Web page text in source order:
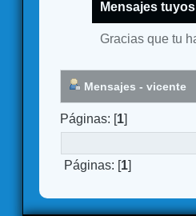
Mensajes tuyos
Gracias que tu
Mensajes - vicente
Páginas: [1]
Páginas: [1]